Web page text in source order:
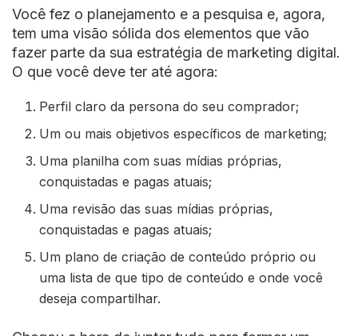
Você fez o planejamento e a pesquisa e, agora,
tem uma visão sólida dos elementos que vão
fazer parte da sua estratégia de marketing digital.
O que você deve ter até agora:
Perfil claro da persona do seu comprador;
Um ou mais objetivos específicos de marketing;
Uma planilha com suas mídias próprias,
conquistadas e pagas atuais;
Uma revisão das suas mídias próprias,
conquistadas e pagas atuais;
Um plano de criação de conteúdo próprio ou
uma lista de que tipo de conteúdo e onde você
deseja compartilhar.